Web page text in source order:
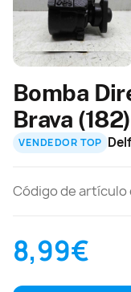
Bomba
Brava (182)
VENDEDOR TOP
Código de artículo
8,99€